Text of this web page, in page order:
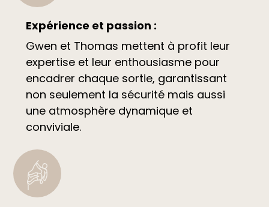
Expérience et passion :
Gwen et Thomas mettent à profit leur
expertise et leur enthousiasme pour
encadrer chaque sortie, garantissant
non seulement la sécurité mais aussi
une atmosphère dynamique et
conviviale.